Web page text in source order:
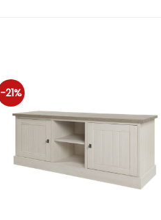
-21%